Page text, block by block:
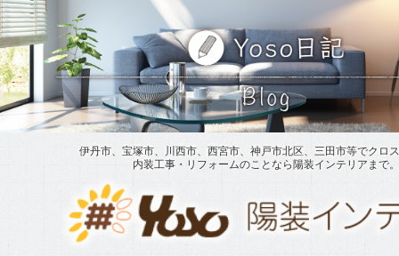
伊丹市、宝塚市、川西市、西宮市、神戸市北区、三田市等でクロ
内装工事・リフォームのことなら陽装インテリアまで。